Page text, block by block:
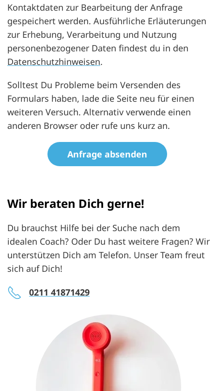
Kontaktdaten zur Bearbeitung der Anfrage
gespeichert werden. Ausführliche Erläuterungen
zur Erhebung, Verarbeitung und Nutzung
personenbezogener Daten findest du in den
Datenschutzhinweisen.
Solltest Du Probleme beim Versenden des
Formulars haben, lade die Seite neu für einen
weiteren Versuch. Alternativ verwende einen
anderen Browser oder rufe uns kurz an.
Wir beraten Dich gerne!
Du brauchst Hilfe bei der Suche nach dem
idealen Coach? Oder Du hast weitere Fragen? Wir
unterstützen Dich am Telefon. Unser Team freut
sich auf Dich!
0211 41871429